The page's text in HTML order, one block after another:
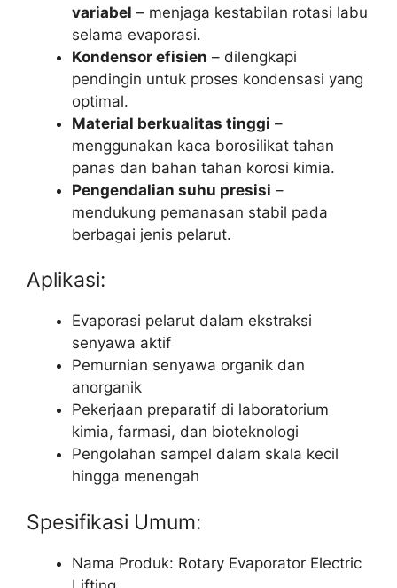
variabel – menjaga kestabilan rotasi labu
selama evaporasi.
Kondensor efisien – dilengkapi
pendingin untuk proses kondensasi yang
optimal.
Material berkualitas tinggi –
menggunakan kaca borosilikat tahan
panas dan bahan tahan korosi kimia.
Pengendalian suhu presisi –
mendukung pemanasan stabil pada
berbagai jenis pelarut.
Aplikasi:
Evaporasi pelarut dalam ekstraksi
senyawa aktif
Pemurnian senyawa organik dan
anorganik
Pekerjaan preparatif di laboratorium
kimia, farmasi, dan bioteknologi
Pengolahan sampel dalam skala kecil
hingga menengah
Spesifikasi Umum:
Nama Produk: Rotary Evaporator Electric